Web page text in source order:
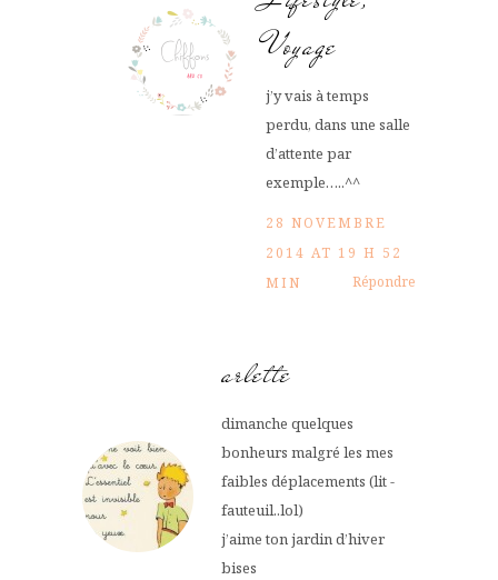
Voyage
j’y vais à temps
perdu, dans une salle
d’attente par
exemple…..^^
28 NOVEMBRE
2014 AT 19 H 52
MIN
Répondre
arlette
dimanche quelques
bonheurs malgré les mes
faibles déplacements (lit -
fauteuil..lol)
j’aime ton jardin d’hiver
bises